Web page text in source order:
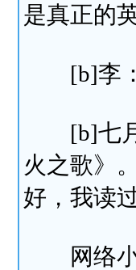
是真正的
[b]李：[/
[b]七月
火之歌》
好，我读
网络小